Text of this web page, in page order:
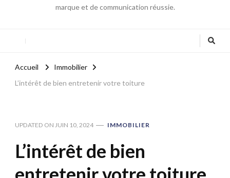
marque et de communication réussie.
Accueil
Immobilier
L’intérêt de bien entretenir votre toiture
UPDATED ON JUIN 10, 2024 IMMOBILIER
L’intérêt de bien